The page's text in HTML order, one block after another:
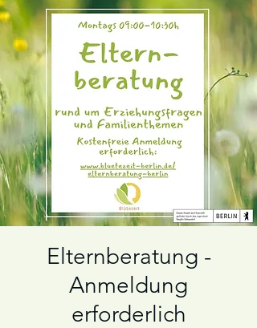
Elternberatung -
Anmeldung
erforderlich